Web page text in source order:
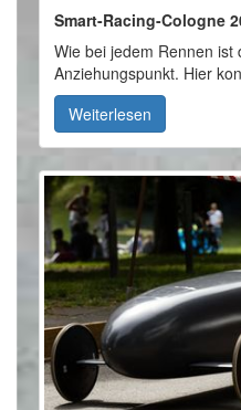
Smart-Racing-Cologne
Wie bei jedem Rennen
Anziehungspunkt. Hier
Weiterlesen